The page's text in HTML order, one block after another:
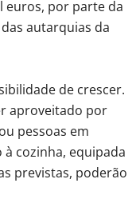
euros, por parte da
autarquias da
de crescer.
aproveitado por
pessoas em
cozinha, equipada
previstas, poderão